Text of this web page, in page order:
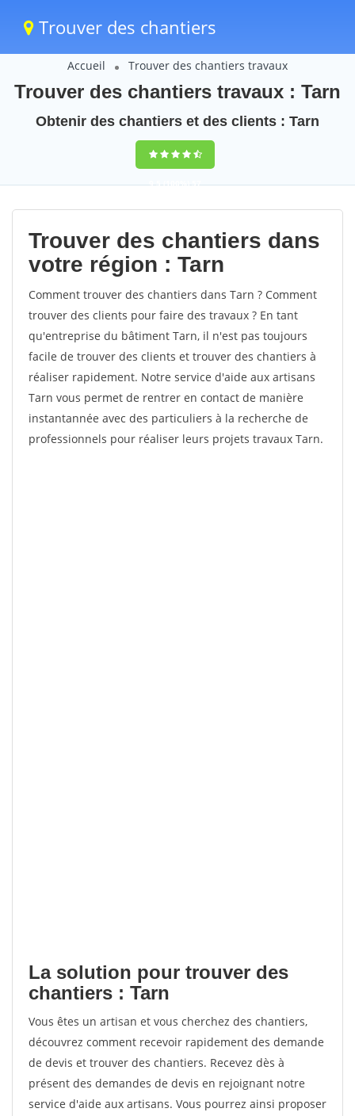
Trouver des chantiers
Accueil Trouver des chantiers travaux
Trouver des chantiers travaux : Tarn
Obtenir des chantiers et des clients : Tarn
9,5(100%)57
votes
Trouver des chantiers dans
votre région : Tarn
Comment trouver des chantiers dans Tarn ? Comment
trouver des clients pour faire des travaux ? En tant
qu'entreprise du bâtiment Tarn, il n'est pas toujours
facile de trouver des clients et trouver des chantiers à
réaliser rapidement. Notre service d'aide aux artisans
Tarn vous permet de rentrer en contact de manière
instantannée avec des particuliers à la recherche de
professionnels pour réaliser leurs projets travaux Tarn.
La solution pour trouver des
chantiers : Tarn
Vous êtes un artisan et vous cherchez des chantiers,
découvrez comment recevoir rapidement des demande
de devis et trouver des chantiers. Recevez dès à
présent des demandes de devis en rejoignant notre
service d'aide aux artisans. Vous pourrez ainsi proposer